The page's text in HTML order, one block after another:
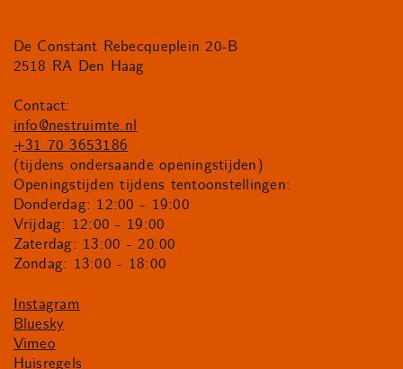
De Constant Rebecqueplein 20-B
2518 RA Den Haag
Contact:
info@nestruimte.nl
+31 70 3653186
(tijdens ondersaande openingstijden)
Openingstijden tijdens tentoonstellingen:
Donderdag: 12:00 - 19:00
Vrijdag: 12:00 - 19:00
Zaterdag: 13:00 - 20:00
Zondag: 13:00 - 18:00
Instagram
Bluesky
Vimeo
Huisregels